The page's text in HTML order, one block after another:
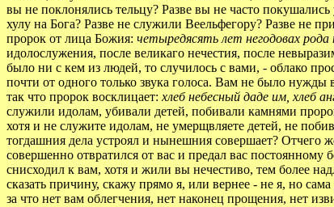
вы не поклонялись тельцу? Разве вы не часто
хулу на Бога? Разве не служили Веельфегору? Разве не
пророк от лица Божия: четыредясять лет негодовах
идолослужения, после великаго нечестия, после
было ни с кем из людей, то случилось с вами, - облако
почти от одного только звука голоса. Вам не было
так что пророк восклицает: хлеб небесный даде им, хлеб
служили идолам, убивали детей, побивали камнями
хотя и не служите идолам, не умерщвляете детей, не
тогдашния дела устроял и нынешния совершает? Отчего
совершенно отвратился от вас и предал вас постоянному
снисходил к вам, хотя и жили вы нечестиво, тем более
сказать причину, скажу прямо я, или вернее - не я, но
за что нет вам облегчения, нет наконец прощения, нет